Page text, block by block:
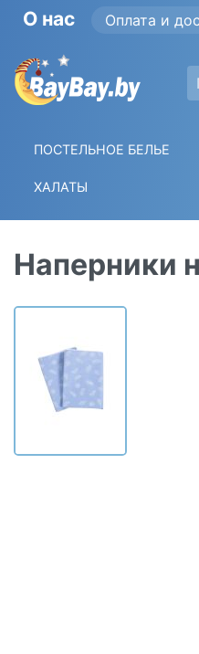
О нас Оплата и
ПОСТЕЛЬНОЕ БЕЛЬЕ
ХАЛАТЫ
Наперники